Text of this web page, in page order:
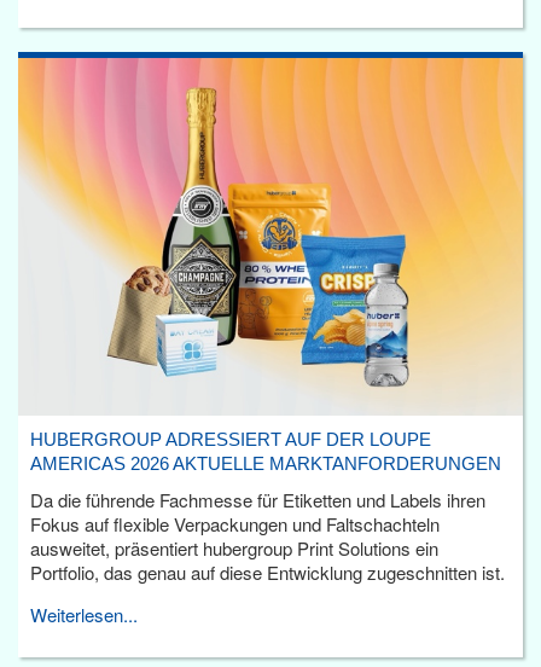
HUBERGROUP ADRESSIERT AUF DER LOUPE
AMERICAS 2026 AKTUELLE MARKTANFORDERUNGEN
Da die führende Fachmesse für Etiketten und Labels ihren
Fokus auf flexible Verpackungen und Faltschachteln
ausweitet, präsentiert hubergroup Print Solutions ein
Portfolio, das genau auf diese Entwicklung zugeschnitten ist.
Weiterlesen...